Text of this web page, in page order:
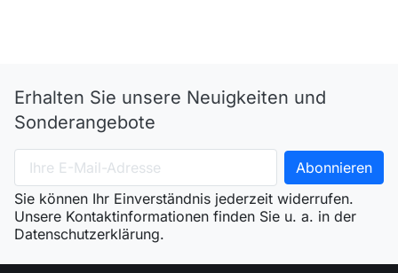
Erhalten Sie unsere Neuigkeiten und
Sonderangebote
Sie können Ihr Einverständnis jederzeit widerrufen.
Unsere Kontaktinformationen finden Sie u. a. in der
Datenschutzerklärung.